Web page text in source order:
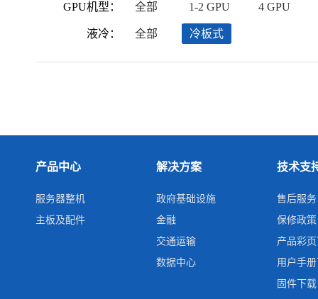
GPU机型：
液冷：
全部 1-2 GPU 4 GPU
全部 冷板式
产品中心
服务器整机
主板及配件
解决方案
政府基础设施
金融
交通运输
数据中心
技术支
售后服务
保修政策
产品彩
用户手
固件下载